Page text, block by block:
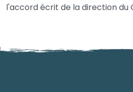
l'accord écrit de la direction du